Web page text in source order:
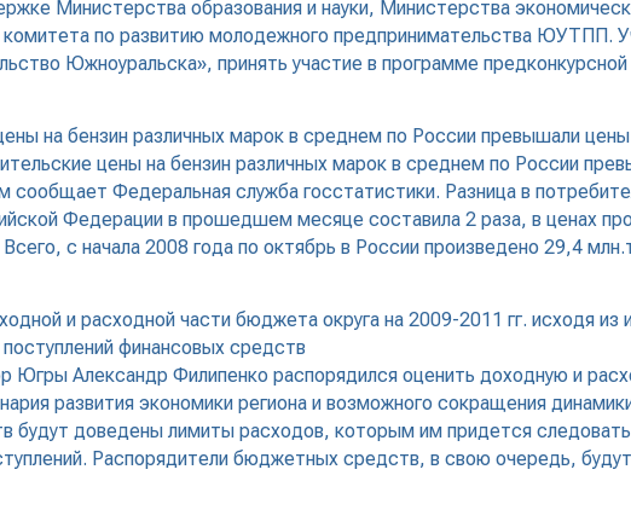
Министерства образования и науки, Министерства
комитета по развитию молодежного предпринимательства ЮУТПП.
Южноуральска», принять участие в программе
на бензин различных марок в среднем по России превышали
цены на бензин различных марок в среднем по России
Федеральная служба госстатистики. Разница в
Федерации в прошедшем месяце составила 2 раза, в ценах
с начала 2008 года по октябрь в России произведено 29,4
и расходной части бюджета округа на 2009-2011 гг. исходя из
финансовых средств
Александр Филипенко распорядился оценить доходную и
развития экономики региона и возможного сокращения
доведены лимиты расходов, которым им придется следовать
Распорядители бюджетных средств, в свою очередь,